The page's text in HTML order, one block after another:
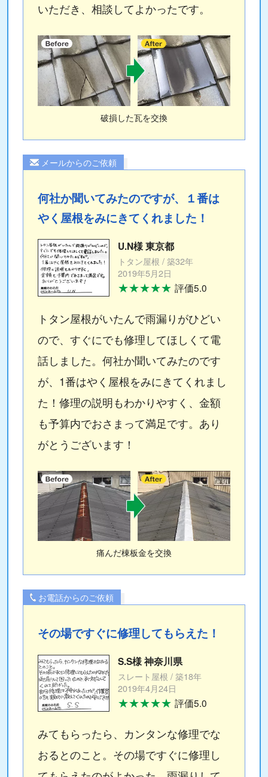
いただき、相談してよかったです。
破損した瓦を交換
メールからのご依頼
何社か聞いてみたのですが、１番は
やく屋根をみにきてくれました！
U.N様 東京都
トタン屋根 / 築32年
2019年5月2日
★★★★★ 評価5.0
トタン屋根がいたんで雨漏りがひどい
ので、すぐにでも修理してほしくて電
話しました。何社か聞いてみたのです
が、1番はやく屋根をみにきてくれまし
た！修理の説明もわかりやすく、金額
も予算内でおさまって満足です。あり
がとうございます！
痛んだ棟板金を交換
お電話からのご依頼
その場ですぐに修理してもらえた！
S.S様 神奈川県
スレート屋根 / 築18年
2019年4月24日
★★★★★ 評価5.0
みてもらったら、カンタンな修理でな
おるとのこと。その場ですぐに修理し